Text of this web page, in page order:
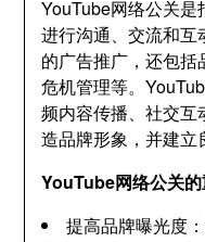
YouTube网络公关
进行沟通、交流和
的广告推广，还包括
危机管理等。
频内容传播、社交
造品牌形象，并建立
YouTube网络公关
提高品牌曝光度